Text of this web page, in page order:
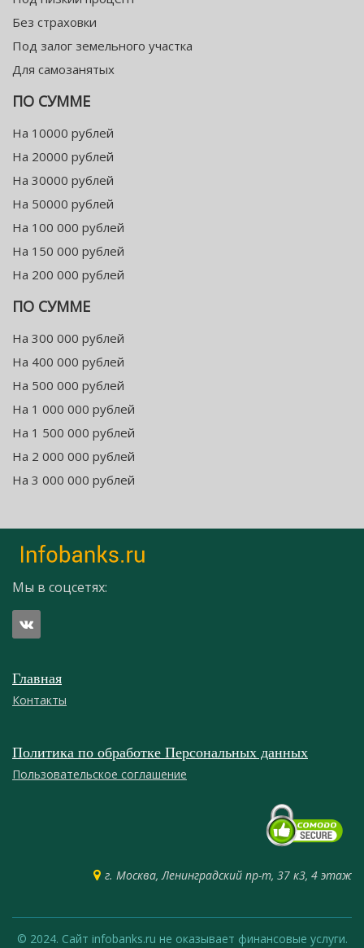
Без страховки
Под залог земельного участка
Для самозанятых
ПО СУММЕ
На 10000 рублей
На 20000 рублей
На 30000 рублей
На 50000 рублей
На 100 000 рублей
На 150 000 рублей
На 200 000 рублей
ПО СУММЕ
На 300 000 рублей
На 400 000 рублей
На 500 000 рублей
На 1 000 000 рублей
На 1 500 000 рублей
На 2 000 000 рублей
На 3 000 000 рублей
Мы в соцсетях:
Главная
Контакты
Политика по обработке Персональных данных
Пользовательское соглашение
г. Москва, Ленинградский пр-т, 37 к3, 4 этаж
© 2024. Сайт infobanks.ru не оказывает финансовые услуги.